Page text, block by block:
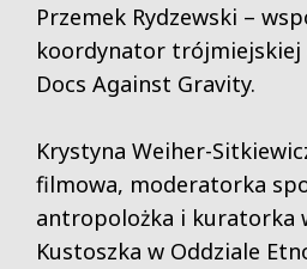
Przemek Rydzewski –
koordynator trójmiejskiej
Docs Against Gravity.
Krystyna Weiher-
filmowa, moderatorka
antropolożka i kuratorka
Kustoszka w Oddziale